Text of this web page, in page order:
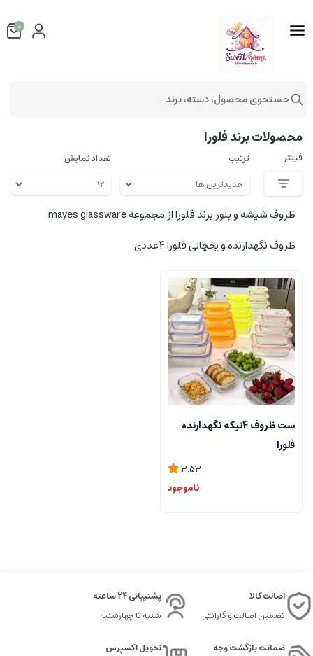
محصولات برند فلورا
فیلتر ترتیب تعداد نمایش
ظروف شیشه و بلور برند فلورا از مجموعه mayes glassware
ظروف نگهدارنده و یخچالی فلورا 4عددی
ست ظروف 4تیکه نگهدارنده
فلورا
3.53
ناموجود
اصالت کالا
تضمین اصالت و گارانتی
پشتیبانی 24 ساعته
شنبه تا چهارشنبه
ضمانت بازگشت وجه
تحویل اکسپرس
0
جستجوی محصول، دسته، برند...